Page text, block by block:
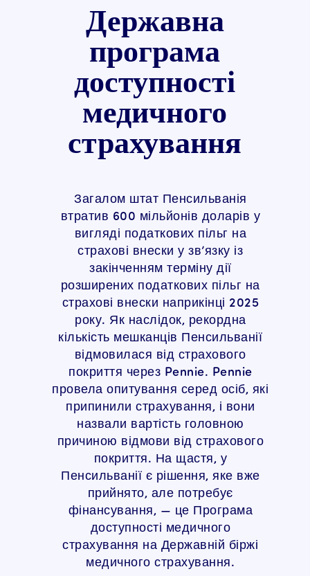
Державна
програма
доступності
медичного
страхування
Загалом штат Пенсильванія
втратив 600 мільйонів доларів у
вигляді податкових пільг на
страхові внески у зв’язку із
закінченням терміну дії
розширених податкових пільг на
страхові внески наприкінці 2025
року. Як наслідок, рекордна
кількість мешканців Пенсильванії
відмовилася від страхового
покриття через Pennie. Pennie
провела опитування серед осіб, які
припинили страхування, і вони
назвали вартість головною
причиною відмови від страхового
покриття. На щастя, у
Пенсильванії є рішення, яке вже
прийнято, але потребує
фінансування, — це Програма
доступності медичного
страхування на Державній біржі
медичного страхування.